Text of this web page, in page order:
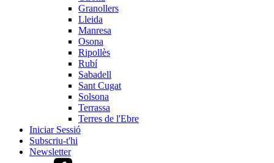
Granollers
Lleida
Manresa
Osona
Ripollès
Rubí
Sabadell
Sant Cugat
Solsona
Terrassa
Terres de l'Ebre
Iniciar Sessió
Subscriu-t'hi
Newsletter